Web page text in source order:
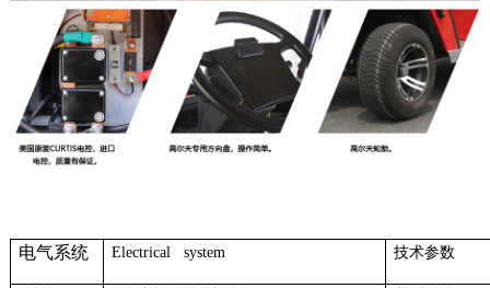
电气系统 Electrical system 技术参数